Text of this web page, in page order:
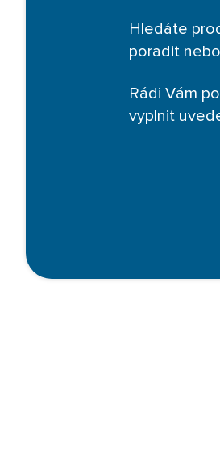
Hledáte
poradit
Rádi Vám
vyplnit